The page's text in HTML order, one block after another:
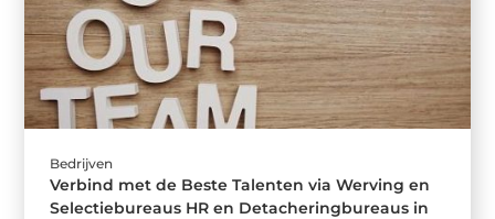
Bedrijven
Verbind met de Beste Talenten via Werving en
Selectiebureaus HR en Detacheringbureaus in